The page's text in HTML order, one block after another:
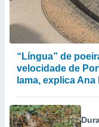
“Língua” de
velocidade de
lama, explica Ana